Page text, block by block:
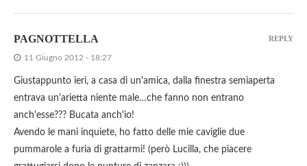
PAGNOTTELLA
11 Giugno 2012 - 18:27
Giustappunto ieri, a casa di un'amica, dalla finestra semiaperta
entrava un'arietta niente male…che fanno non entrano
anch'esse??? Bucata anch'io!
Avendo le mani inquiete, ho fatto delle mie caviglie due
pummarole a furia di grattarmi! (però Lucilla, che piacere
REPLY